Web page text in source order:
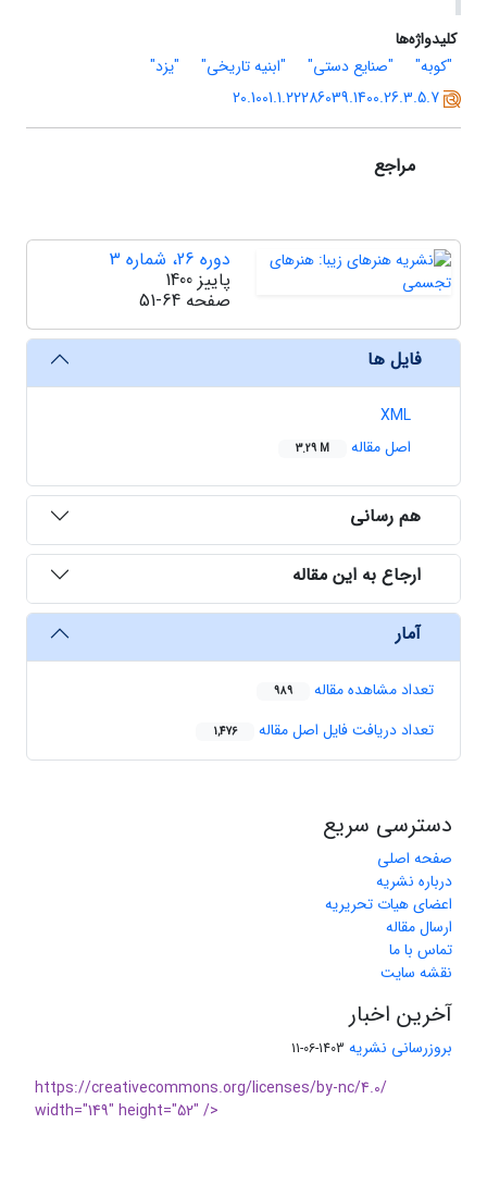
کلیدواژه‌ها
"کوبه"
"صنایع دستی" "ابنیه تاریخی"
"یزد"
20.1001.1.22286039.1400.26.3.5.7
مراجع
دوره 26، شماره 3
پاییز 1400
صفحه 51-64
فایل ها
XML
اصل مقاله
3.29 M
هم رسانی
ارجاع به این مقاله
آمار
تعداد مشاهده مقاله 989
تعداد دریافت فایل اصل مقاله 1,476
دسترسی سریع
صفحه اصلی
درباره نشریه
اعضای هیات تحریریه
ارسال مقاله
تماس با ما
نقشه سایت
آخرین اخبار
بروزرسانی نشریه 1403-06-11
https://creativecommons.org/licenses/by-nc/4.0/
width="149" height="52" />